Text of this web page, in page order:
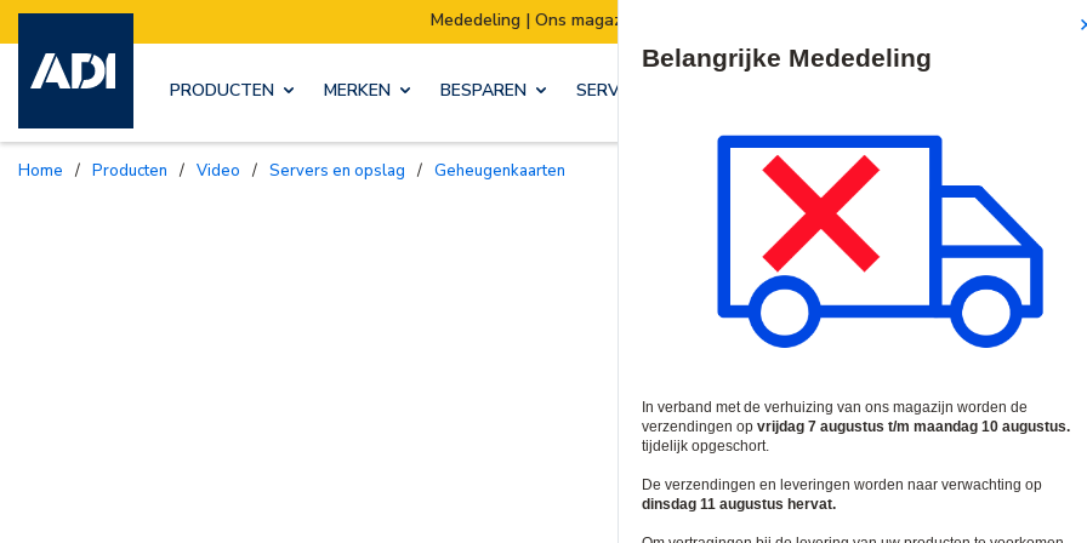
Mededeling | Ons magazijn verhuist: Verzendingen worden van 7 t/m 10 augustus opgeschort.
PRODUCTEN MERKEN BESPAREN SERVICES & OPLOSSINGEN
Home / Producten / Video / Servers en opslag / Geheugenkaarten